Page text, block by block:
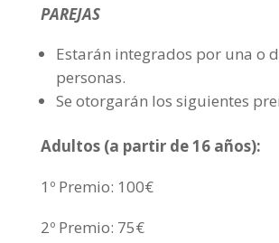
PAREJAS
Estarán integrados por una o
personas.
Se otorgarán los siguientes
Adultos (a partir de 16 años):
1º Premio: 100€
2º Premio: 75€